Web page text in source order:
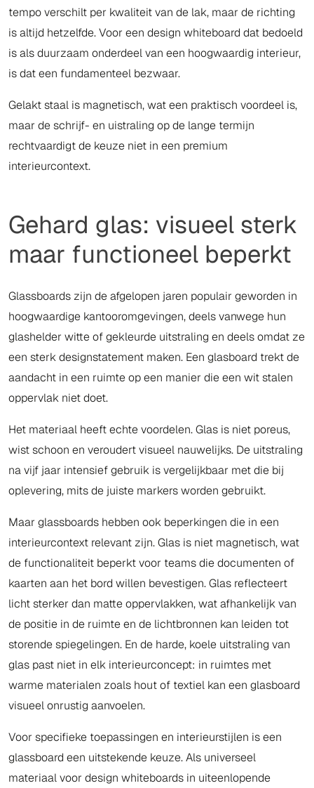
tempo verschilt per kwaliteit van de lak, maar de richting
is altijd hetzelfde. Voor een design whiteboard dat bedoeld
is als duurzaam onderdeel van een hoogwaardig interieur,
is dat een fundamenteel bezwaar.
Gelakt staal is magnetisch, wat een praktisch voordeel is,
maar de schrijf- en uistraling op de lange termijn
rechtvaardigt de keuze niet in een premium
interieurcontext.
Gehard glas: visueel sterk
maar functioneel beperkt
Glassboards zijn de afgelopen jaren populair geworden in
hoogwaardige kantooromgevingen, deels vanwege hun
glashelder witte of gekleurde uitstraling en deels omdat ze
een sterk designstatement maken. Een glasboard trekt de
aandacht in een ruimte op een manier die een wit stalen
oppervlak niet doet.
Het materiaal heeft echte voordelen. Glas is niet poreus,
wist schoon en veroudert visueel nauwelijks. De uitstraling
na vijf jaar intensief gebruik is vergelijkbaar met die bij
oplevering, mits de juiste markers worden gebruikt.
Maar glassboards hebben ook beperkingen die in een
interieurcontext relevant zijn. Glas is niet magnetisch, wat
de functionaliteit beperkt voor teams die documenten of
kaarten aan het bord willen bevestigen. Glas reflecteert
licht sterker dan matte oppervlakken, wat afhankelijk van
de positie in de ruimte en de lichtbronnen kan leiden tot
storende spiegelingen. En de harde, koele uitstraling van
glas past niet in elk interieurconcept: in ruimtes met
warme materialen zoals hout of textiel kan een glasboard
visueel onrustig aanvoelen.
Voor specifieke toepassingen en interieurstijlen is een
glassboard een uitstekende keuze. Als universeel
materiaal voor design whiteboards in uiteenlopende